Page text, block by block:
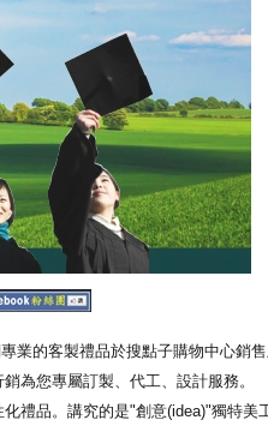
業的客製禮品於搜點子購物中心銷
為您專屬訂製、代工、設計服務。
禮品。講究的是"創意(idea)"獨特美